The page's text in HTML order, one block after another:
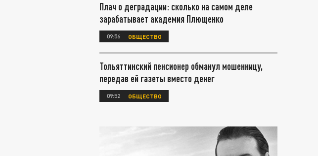
Плач о деградации: сколько на самом деле
зарабатывает академия Плющенко
09:56 ОБЩЕСТВО
Тольяттинский пенсионер обманул мошенницу,
передав ей газеты вместо денег
09:52 ОБЩЕСТВО